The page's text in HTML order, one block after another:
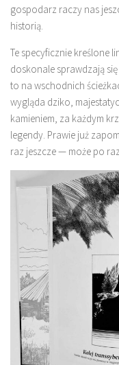
gospodarz raczy nas
historią.
Te specyficznie kreślone
doskonale sprawdzają
to na wschodnich
wygląda dziko,
kamieniem, za każdym
legendy. Prawie już
raz jeszcze — może po